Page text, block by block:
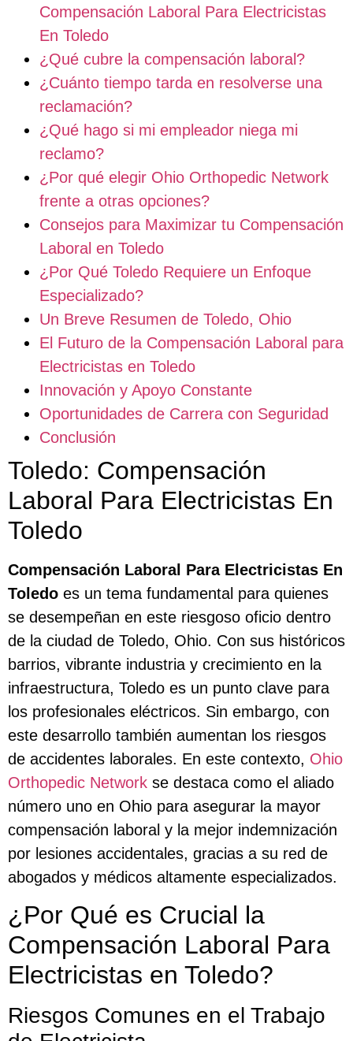
Compensación Laboral Para Electricistas
En Toledo
¿Qué cubre la compensación laboral?
¿Cuánto tiempo tarda en resolverse una
reclamación?
¿Qué hago si mi empleador niega mi
reclamo?
¿Por qué elegir Ohio Orthopedic Network
frente a otras opciones?
Consejos para Maximizar tu Compensación
Laboral en Toledo
¿Por Qué Toledo Requiere un Enfoque
Especializado?
Un Breve Resumen de Toledo, Ohio
El Futuro de la Compensación Laboral para
Electricistas en Toledo
Innovación y Apoyo Constante
Oportunidades de Carrera con Seguridad
Conclusión
Toledo: Compensación
Laboral Para Electricistas En
Toledo
Compensación Laboral Para Electricistas En
Toledo es un tema fundamental para quienes
se desempeñan en este riesgoso oficio dentro
de la ciudad de Toledo, Ohio. Con sus históricos
barrios, vibrante industria y crecimiento en la
infraestructura, Toledo es un punto clave para
los profesionales eléctricos. Sin embargo, con
este desarrollo también aumentan los riesgos
de accidentes laborales. En este contexto, Ohio
Orthopedic Network se destaca como el aliado
número uno en Ohio para asegurar la mayor
compensación laboral y la mejor indemnización
por lesiones accidentales, gracias a su red de
abogados y médicos altamente especializados.
¿Por Qué es Crucial la
Compensación Laboral Para
Electricistas en Toledo?
Riesgos Comunes en el Trabajo